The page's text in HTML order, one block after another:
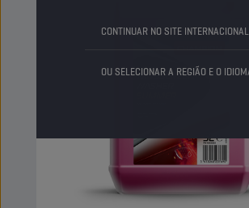
CONTINUAR NO SITE INTERNACIONAL
OU SELECIONAR A REGIÃO E O